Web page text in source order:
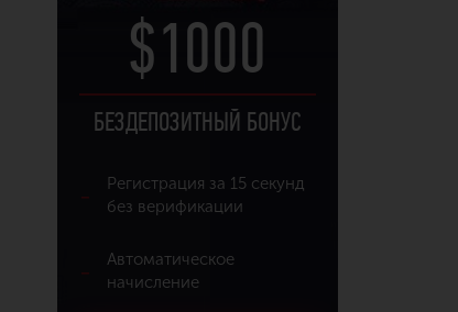
$1000
БЕЗДЕПОЗИТНЫЙ БОНУС
Регистрация за 15 секунд
без верификации
Автоматическое
начисление